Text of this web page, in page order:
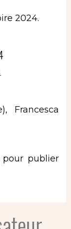
2024.
.
Francesca
pour publier